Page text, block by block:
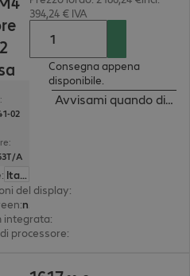
02
A
:
Italiano
del display:
:
integrata:
processore:
394,24 € IVA
Consegna appena
disponibile.
Avvisami quando